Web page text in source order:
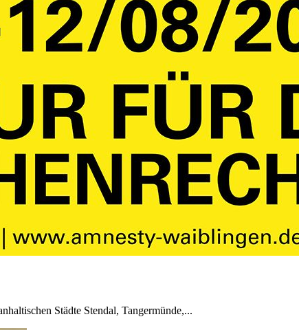
Städte Stendal, Tangermünde,...